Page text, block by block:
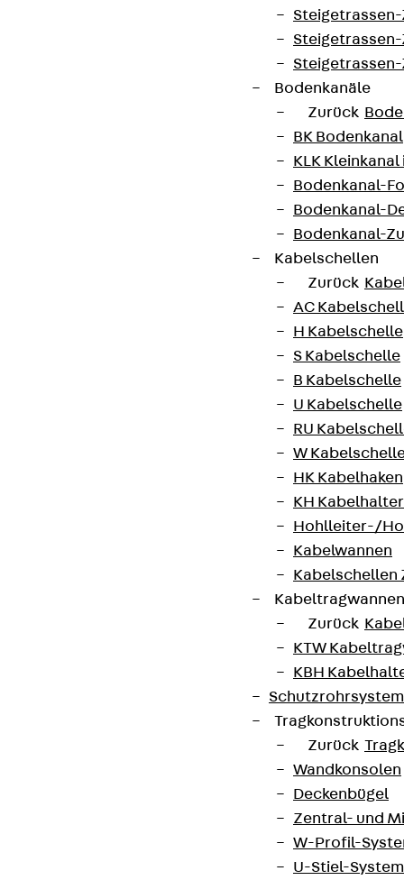
Steigetrassen-
Steigetrassen-
Steigetrassen-
Bodenkanäle
Zurück
BK Bodenkanal
KLK
Bodenkanal-
Bodenkanal-
Bodenkanal-
Kabelschellen
Zurück
AC
H Kabelschelle
S Kabelschelle
B Kabelschelle
U Kabelschelle
RU
W
HK Kabelhaken
KH Kabelhalter
Hohlleiter-/
Kabelwannen
Kabelschellen
Zurück
KTW
KBH
Zurück
Wandkonsolen
Deckenbügel
Zentral- und
W-Profil-
U-Stiel-System